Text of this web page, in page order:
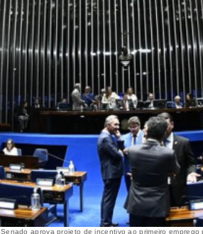
Senado aprova projeto de incentivo ao primeiro emprego